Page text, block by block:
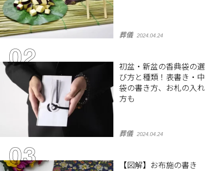
葬儀 2024.04.24
初盆・新盆の香典袋の選
び方と種類！表書き・中
袋の書き方、お札の入れ
方も
葬儀 2024.04.24
【図解】お布施の書き